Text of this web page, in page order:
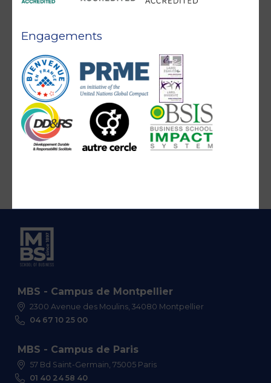
Engagements
MBS - Campus de Montpellier
2300 Avenue des Moulins, 34080 Montpellier
04 67 10 25 00
MBS - Campus de Paris
57 Bd Saint-Germain, 75005 Paris
01 40 24 58 40